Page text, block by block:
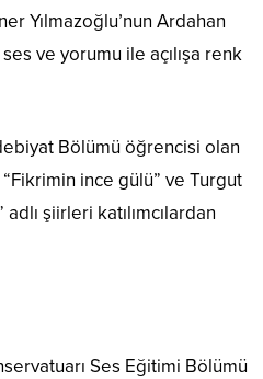
Yılmazoğlu’nun Ardahan
ve yorumu ile açılışa renk
Bölümü öğrencisi olan
“Fikrimin ince gülü” ve Turgut
şiirleri katılımcılardan
Ses Eğitimi Bölümü